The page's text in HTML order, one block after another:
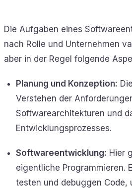
Die Aufgaben eines
nach Rolle und Unternehmen
aber in der Regel folgende
Planung und Konzeption:
Verstehen der
Softwarearchitekturen und
Entwicklungsprozesses.
Softwareentwicklung: Hier
eigentliche Programmieren.
testen und debuggen Code,